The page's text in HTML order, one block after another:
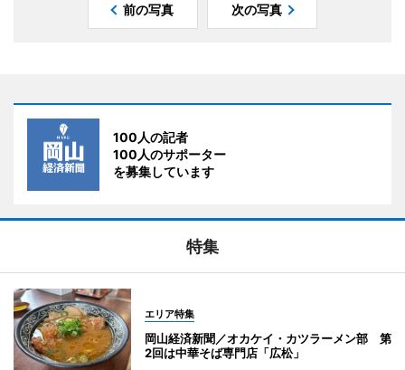
前の写真 次の写真
100人の記者
100人のサポーター
を募集しています
特集
エリア特集
岡山経済新聞／オカケイ・カツラーメン部 第
2回は中華そば専門店「広松」